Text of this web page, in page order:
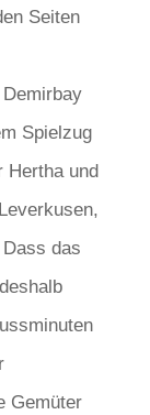
Seiten
Spielzug
Hertha und
das
Gemüter